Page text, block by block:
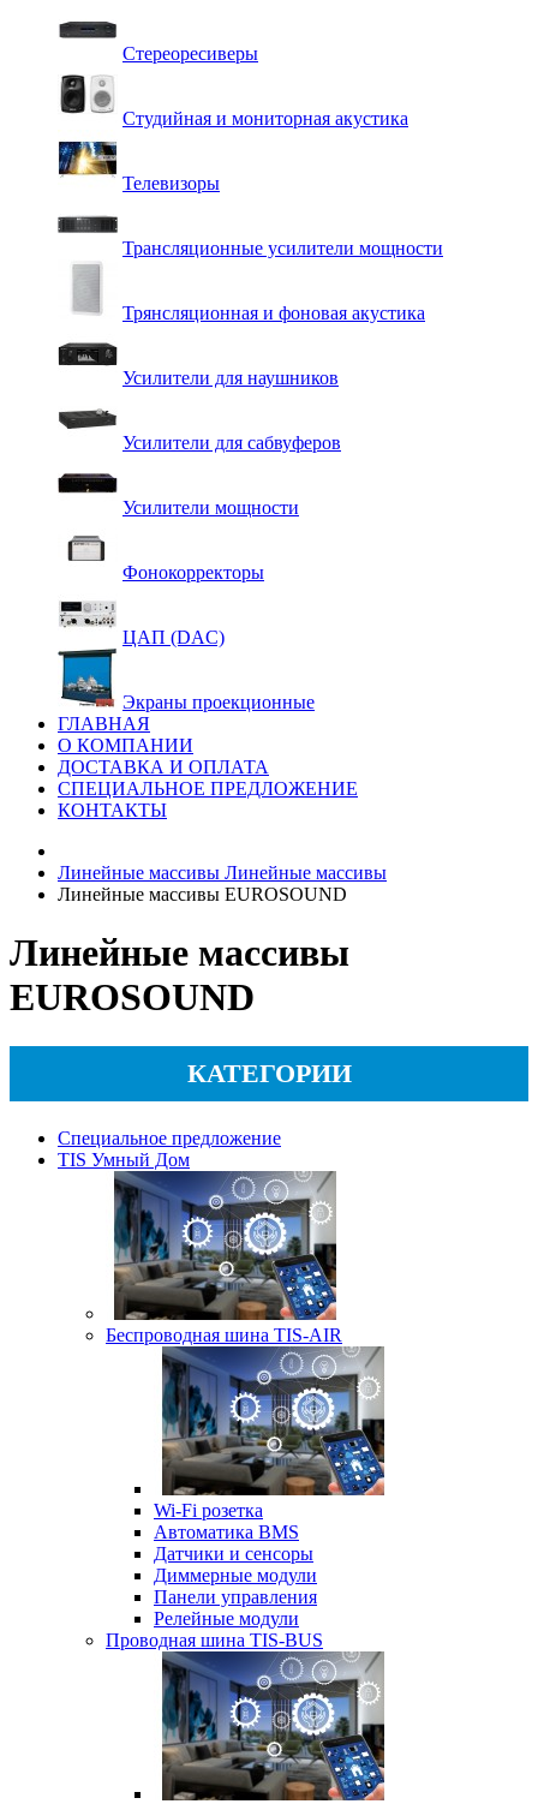
Стереоресиверы
Студийная и мониторная акустика
Телевизоры
Трансляционные усилители мощности
Трянсляционная и фоновая акустика
Усилители для наушников
Усилители для сабвуферов
Усилители мощности
Фонокорректоры
ЦАП (DAC)
Экраны проекционные
ГЛАВНАЯ
О КОМПАНИИ
ДОСТАВКА И ОПЛАТА
СПЕЦИАЛЬНОЕ ПРЕДЛОЖЕНИЕ
КОНТАКТЫ
Линейные массивы Линейные массивы
Линейные массивы EUROSOUND
Линейные массивы
EUROSOUND
КАТЕГОРИИ
Специальное предложение
TIS Умный Дом
Беспроводная шина TIS-AIR
Wi-Fi розетка
Автоматика BMS
Датчики и сенсоры
Диммерные модули
Панели управления
Релейные модули
Проводная шина TIS-BUS